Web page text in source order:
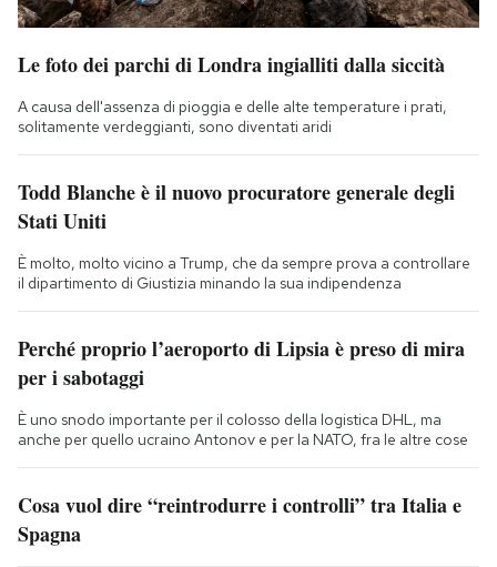
Le foto dei parchi di Londra ingialliti dalla siccità
A causa dell'assenza di pioggia e delle alte temperature i prati,
solitamente verdeggianti, sono diventati aridi
Todd Blanche è il nuovo procuratore generale degli
Stati Uniti
È molto, molto vicino a Trump, che da sempre prova a controllare
il dipartimento di Giustizia minando la sua indipendenza
Perché proprio l’aeroporto di Lipsia è preso di mira
per i sabotaggi
È uno snodo importante per il colosso della logistica DHL, ma
anche per quello ucraino Antonov e per la NATO, fra le altre cose
Cosa vuol dire “reintrodurre i controlli” tra Italia e
Spagna